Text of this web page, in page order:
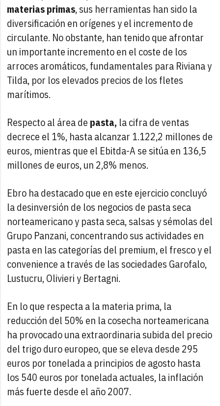
materias primas, sus herramientas han sido la
diversificación en orígenes y el incremento de
circulante. No obstante, han tenido que afrontar
un importante incremento en el coste de los
arroces aromáticos, fundamentales para Riviana y
Tilda, por los elevados precios de los fletes
marítimos.
Respecto al área de pasta, la cifra de ventas
decrece el 1%, hasta alcanzar 1.122,2 millones de
euros, mientras que el Ebitda-A se sitúa en 136,5
millones de euros, un 2,8% menos.
Ebro ha destacado que en este ejercicio concluyó
la desinversión de los negocios de pasta seca
norteamericano y pasta seca, salsas y sémolas del
Grupo Panzani, concentrando sus actividades en
pasta en las categorías del premium, el fresco y el
convenience a través de las sociedades Garofalo,
Lustucru, Olivieri y Bertagni.
En lo que respecta a la materia prima, la
reducción del 50% en la cosecha norteamericana
ha provocado una extraordinaria subida del precio
del trigo duro europeo, que se eleva desde 295
euros por tonelada a principios de agosto hasta
los 540 euros por tonelada actuales, la inflación
más fuerte desde el año 2007.